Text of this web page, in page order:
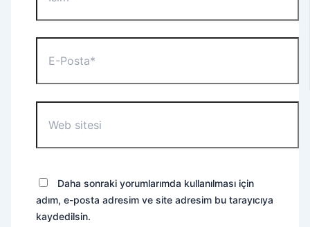
Posta*
sitesi
Daha sonraki yorumlarımda kullanılması için
adım, e-posta adresim ve site adresim bu tarayıcıya
kaydedilsin.